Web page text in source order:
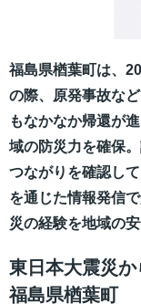
福島県楢葉町は、
の際、原発事故な
もなかなか帰還が
域の防災力を確保
つながりを確認し
を通じた情報発信
災の経験を地域の
東日本大震災
福島県楢葉町